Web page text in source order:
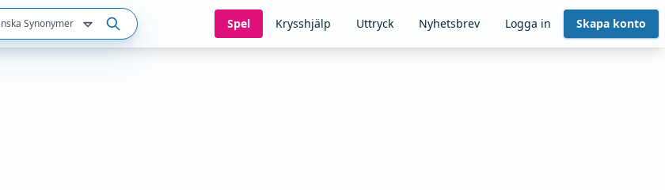
Synonymer Spel Krysshjälp Uttryck Nyhetsbrev Logga in Skapa konto